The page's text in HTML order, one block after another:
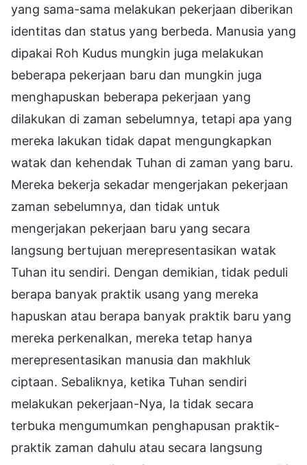
yang sama-sama melakukan pekerjaan diberikan
identitas dan status yang berbeda. Manusia yang
dipakai Roh Kudus mungkin juga melakukan
beberapa pekerjaan baru dan mungkin juga
menghapuskan beberapa pekerjaan yang
dilakukan di zaman sebelumnya, tetapi apa yang
mereka lakukan tidak dapat mengungkapkan
watak dan kehendak Tuhan di zaman yang baru.
Mereka bekerja sekadar mengerjakan pekerjaan
zaman sebelumnya, dan tidak untuk
mengerjakan pekerjaan baru yang secara
langsung bertujuan merepresentasikan watak
Tuhan itu sendiri. Dengan demikian, tidak peduli
berapa banyak praktik usang yang mereka
hapuskan atau berapa banyak praktik baru yang
mereka perkenalkan, mereka tetap hanya
merepresentasikan manusia dan makhluk
ciptaan. Sebaliknya, ketika Tuhan sendiri
melakukan pekerjaan-Nya, Ia tidak secara
terbuka mengumumkan penghapusan praktik-
praktik zaman dahulu atau secara langsung